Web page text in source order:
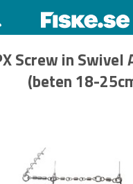
Screw in Swivel
(beten 18-